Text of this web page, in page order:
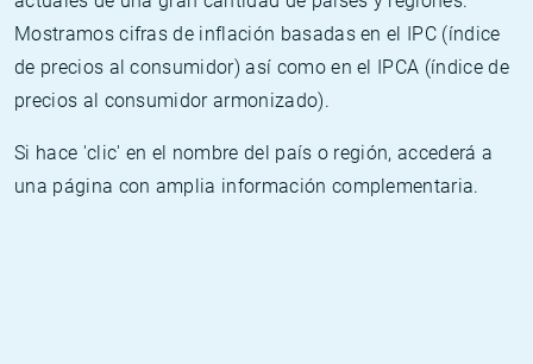
Mostramos cifras de inflación basadas en el IPC (índice
de precios al consumidor) así como en el IPCA (índice de
precios al consumidor armonizado).
Si hace 'clic' en el nombre del país o región, accederá a
una página con amplia información complementaria.